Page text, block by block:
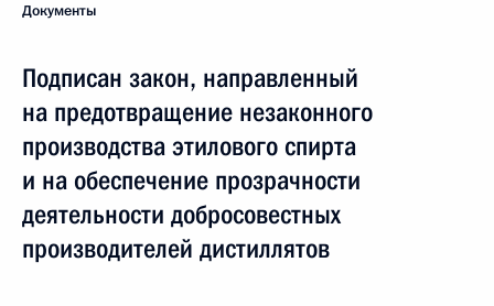
Документы
Подписан закон, направленный
на предотвращение незаконного
производства этилового спирта
и на обеспечение прозрачности
деятельности добросовестных
производителей дистиллятов